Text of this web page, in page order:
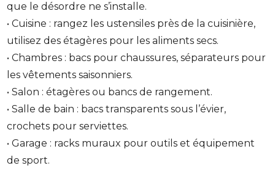
que le désordre ne s’installe.
• Cuisine : rangez les ustensiles près de la cuisinière,
utilisez des étagères pour les aliments secs.
• Chambres : bacs pour chaussures, séparateurs pour
les vêtements saisonniers.
• Salon : étagères ou bancs de rangement.
• Salle de bain : bacs transparents sous l’évier,
crochets pour serviettes.
• Garage : racks muraux pour outils et équipement
de sport.